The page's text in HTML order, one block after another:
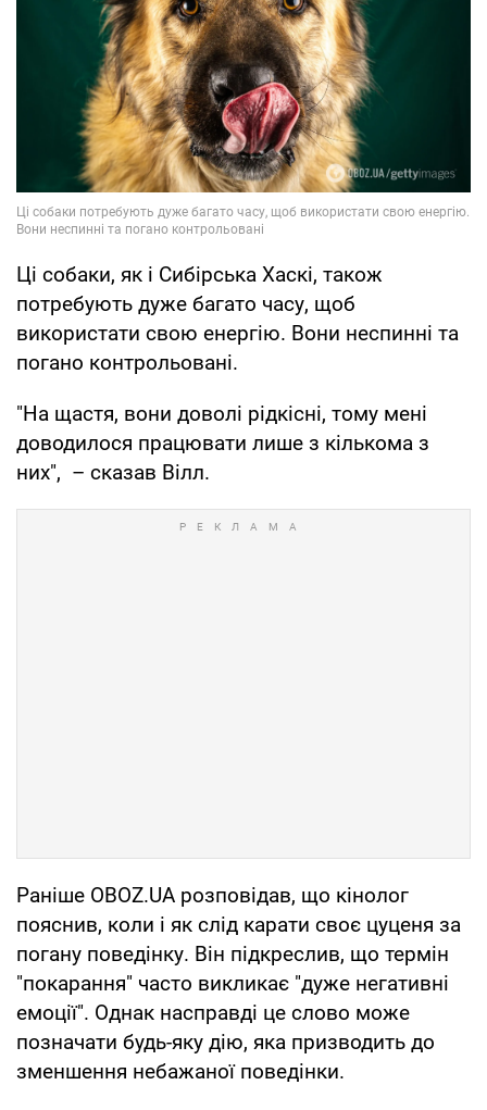
Ці собаки, як і Сибірська Хаскі, також
потребують дуже багато часу, щоб
використати свою енергію. Вони неспинні та
погано контрольовані.
"На щастя, вони доволі рідкісні, тому мені
доводилося працювати лише з кількома з
них", – сказав Вілл.
Раніше OBOZ.UA розповідав, що кінолог
пояснив, коли і як слід карати своє цуценя за
погану поведінку. Він підкреслив, що термін
"покарання" часто викликає "дуже негативні
емоції". Однак насправді це слово може
позначати будь-яку дію, яка призводить до
зменшення небажаної поведінки.